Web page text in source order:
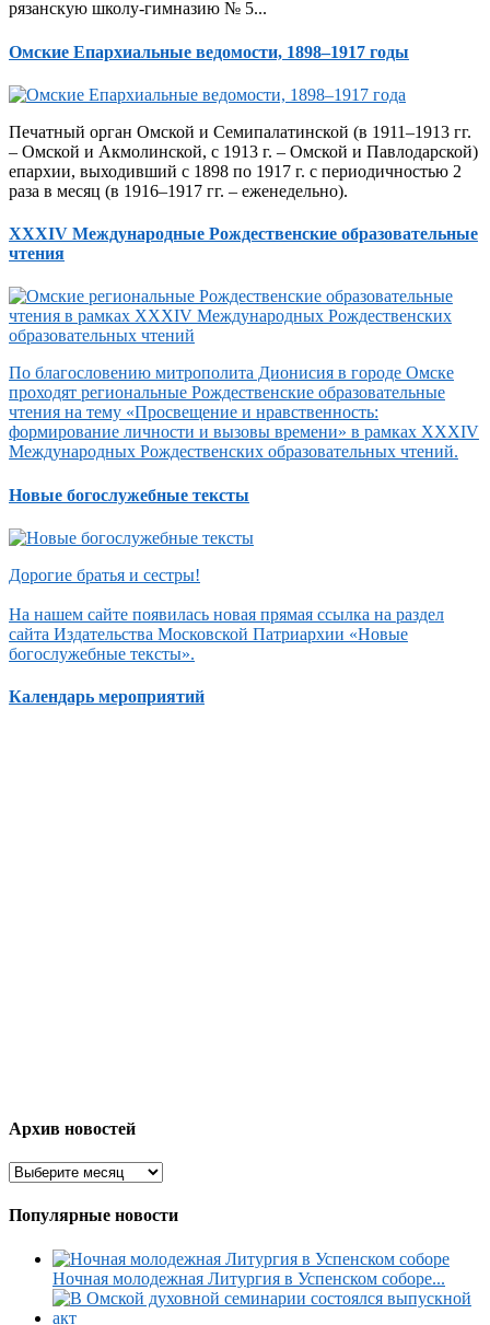
рязанскую школу-гимназию № 5...
Омские Епархиальные ведомости, 1898–1917 годы
Печатный орган Омской и Семипалатинской (в 1911–1913 гг.
– Омской и Акмолинской, с 1913 г. – Омской и Павлодарской)
епархии, выходивший с 1898 по 1917 г. с периодичностью 2
раза в месяц (в 1916–1917 гг. – еженедельно).
XXXIV Международные Рождественские образовательные
чтения
По благословению митрополита Дионисия в городе Омске
проходят региональные Рождественские образовательные
чтения на тему «Просвещение и нравственность:
формирование личности и вызовы времени» в рамках XXXIV
Международных Рождественских образовательных чтений.
Новые богослужебные тексты
Дорогие братья и сестры!
На нашем сайте появилась новая прямая ссылка на раздел
сайта Издательства Московской Патриархии «Новые
богослужебные тексты».
Календарь мероприятий
Архив новостей
Популярные новости
Ночная молодежная Литургия в Успенском соборе...